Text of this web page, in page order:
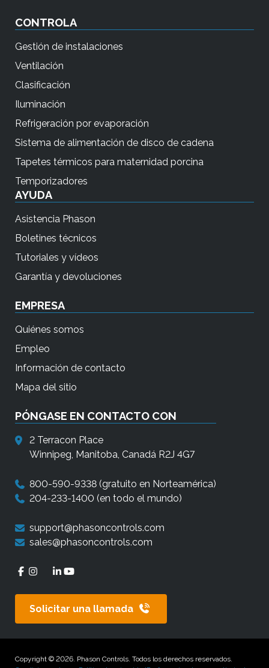
CONTROLA
Gestión de instalaciones
Ventilación
Clasificación
Iluminación
Refrigeración por evaporación
Sistema de alimentación de disco de cadena
Tapetes térmicos para maternidad porcina
Temporizadores
AYUDA
Asistencia Phason
Boletines técnicos
Tutoriales y vídeos
Garantía y devoluciones
EMPRESA
Quiénes somos
Empleo
Información de contacto
Mapa del sitio
PÓNGASE EN CONTACTO CON
2 Terracon Place
Winnipeg, Manitoba, Canadá R2J 4G7
800-590-9338 (gratuito en Norteamérica)
204-233-1400 (en todo el mundo)
support@phasoncontrols.com
sales@phasoncontrols.com
Solicitar una llamada
Copyright © 2026. Phason Controls. Todos los derechos reservados.